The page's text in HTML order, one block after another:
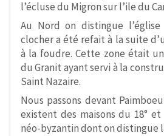
l’écluse du Migron sur l’ile du
Au Nord on distingue
clocher a été refait à la suite
à la foudre. Cette zone était
du Granit ayant servi à la
Saint Nazaire.
Nous passons devant
existent des maisons du 18°
néo-byzantin dont on distingue